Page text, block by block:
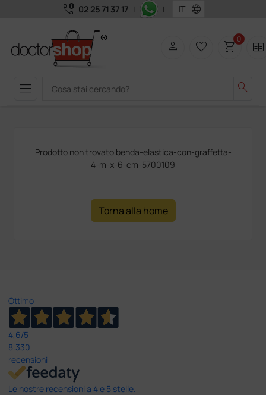
call_quality 02 25 71 37 17 | | language
menu search
person favorite_border shopping_cart0 two_pager
Prodotto non trovato benda-elastica-con-graffetta-
4-m-x-6-cm-5700109
Torna alla home
Ottimo
4,6/5
8.330
recensioni
Le nostre recensioni a 4 e 5 stelle.